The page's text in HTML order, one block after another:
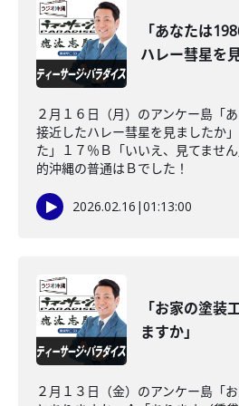
「あなたは
ハレー彗星を
２月１６日（月）のアンケー島「
接近したハレー彗星を見ましたか
た」１７％Ｂ「いいえ、見てませ
的沖縄の普通はＢでした！
2026.02.16 |01:13:00
「お家の塗装
ますか」
２月１３日（金）のアンケー島「